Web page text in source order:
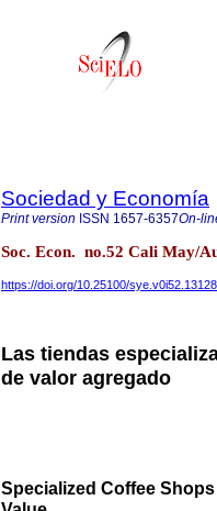
Sociedad y Economía
Print version ISSN 1657-6357On-
Soc. Econ. no.52 Cali May/
https://doi.org/10.25100/sye.v0i52.13128
Las tiendas
de valor agregado
Specialized Coffee